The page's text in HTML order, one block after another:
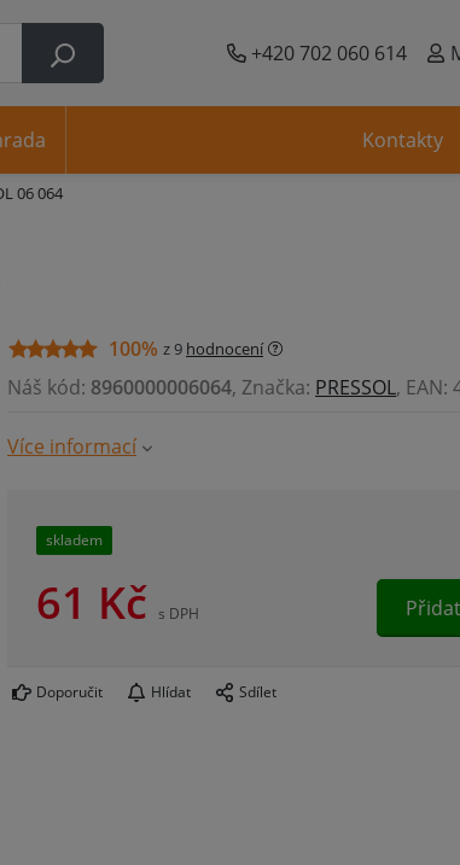
+420 702 060 614
06 064
100% z 9 hodnocení
Náš kód: 8960000006064, Značka: PRESSOL, EAN:
Více informací
skladem
61 Kč s DPH
Doporučit Hlídat Sdílet
Kontakty